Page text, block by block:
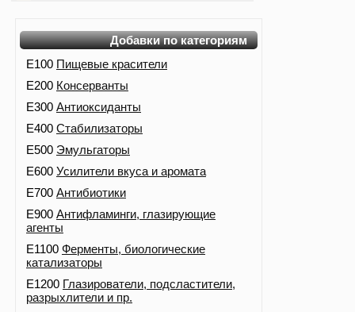
Добавки по категориям
E100 Пищевые красители
E200 Консерванты
E300 Антиоксиданты
E400 Стабилизаторы
E500 Эмульгаторы
E600 Усилители вкуса и аромата
E700 Антибиотики
E900 Антифламинги, глазирующие
агенты
E1100 Ферменты, биологические
катализаторы
E1200 Глазирователи, подсластители,
разрыхлители и пр.